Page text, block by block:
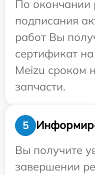
По окончании
подписания
работ Вы
сертификат
Meizu сроком
запчасти.
5
Вы получите
завершении